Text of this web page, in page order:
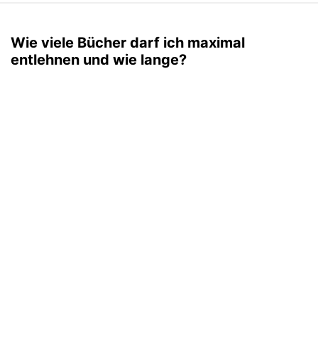
Wie viele Bücher darf ich maximal
entlehnen und wie lange?